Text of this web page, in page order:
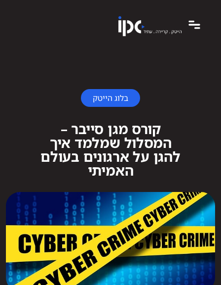
בלוג הייטק
קורס מגן סייבר –
המסלול שמלמד איך
להגן על ארגונים בעולם
האמיתי